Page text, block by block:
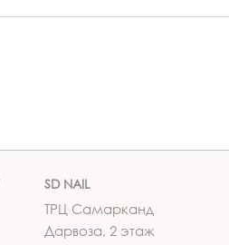
SD NAIL
ТРЦ Самарканд
Дарвоза, 2 этаж